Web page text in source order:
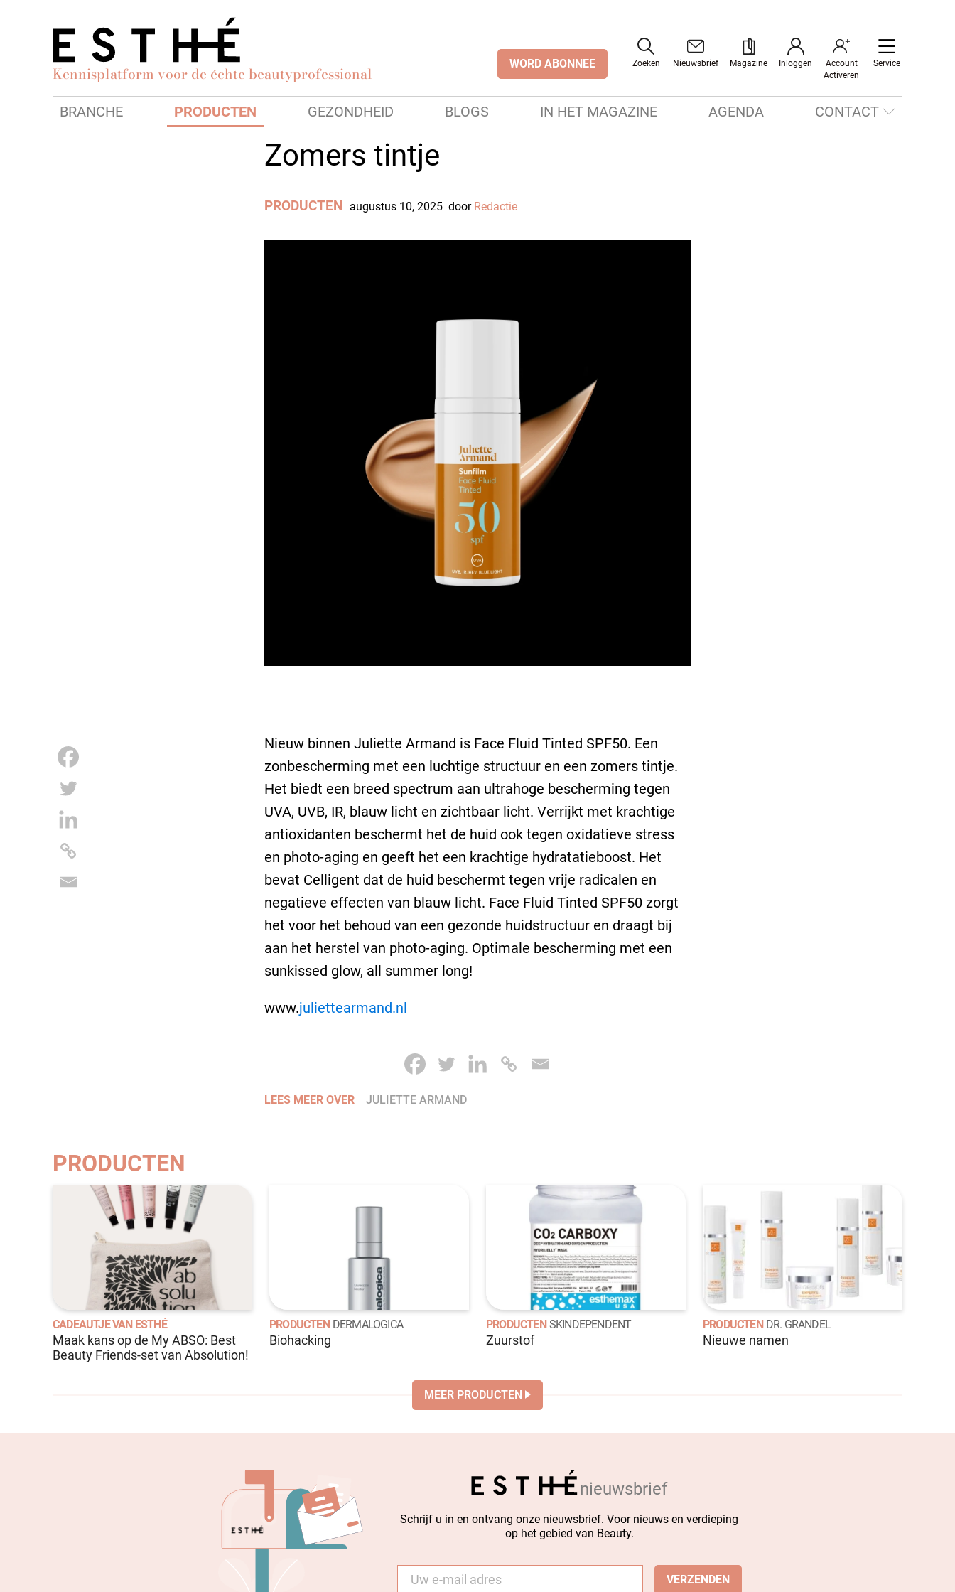
Kennisplatform voor de échte beautyprofessional WORD ABONNEE Zoeken Nieuwsbrief Magazine Inloggen
Account
Activeren
Service
BRANCHE PRODUCTEN GEZONDHEID BLOGS IN HET MAGAZINE AGENDA CONTACT
Zomers tintje
PRODUCTEN augustus 10, 2025 door Redactie
Nieuw binnen Juliette Armand is Face Fluid Tinted SPF50. Een
zonbescherming met een luchtige structuur en een zomers tintje.
Het biedt een breed spectrum aan ultrahoge bescherming tegen
UVA, UVB, IR, blauw licht en zichtbaar licht. Verrijkt met krachtige
antioxidanten beschermt het de huid ook tegen oxidatieve stress
en photo-aging en geeft het een krachtige hydratatieboost. Het
bevat Celligent dat de huid beschermt tegen vrije radicalen en
negatieve effecten van blauw licht. Face Fluid Tinted SPF50 zorgt
het voor het behoud van een gezonde huidstructuur en draagt bij
aan het herstel van photo-aging. Optimale bescherming met een
sunkissed glow, all summer long!
www.juliettearmand.nl
LEES MEER OVER JULIETTE ARMAND
PRODUCTEN
CADEAUTJE VAN ESTHÉ
Maak kans op de My ABSO: Best
Beauty Friends-set van Absolution!
PRODUCTEN DERMALOGICA
Biohacking
PRODUCTEN SKINDEPENDENT
Zuurstof
PRODUCTEN DR. GRANDEL
Nieuwe namen
MEER PRODUCTEN
nieuwsbrief
Schrijf u in en ontvang onze nieuwsbrief. Voor nieuws en verdieping
op het gebied van Beauty.
mail *